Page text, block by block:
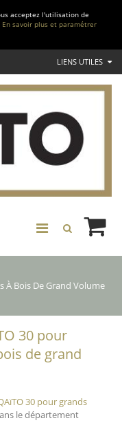
acceptez l'utilisation de
En savoir plus et paramétrer
LIENS UTILES
À Bois De Grand Volume
30 pour
de grand
30 pour grands
le département